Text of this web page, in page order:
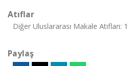
Atıflar
Diğer Uluslararası Makale Atıfları: 1
Paylaş